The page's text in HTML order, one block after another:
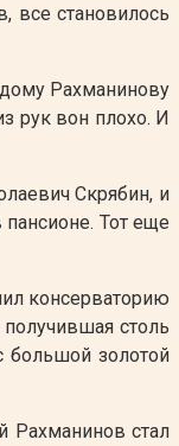
все становилось
Рахманинову
рук вон плохо. И
Скрябин, и
Тот еще
консерваторию
столь
большой золотой
Рахманинов стал